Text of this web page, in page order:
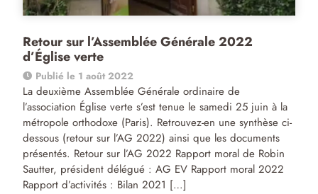
Retour sur l’Assemblée Générale 2022
d’Église verte
Publié le 1 août 2022
La deuxième Assemblée Générale ordinaire de
l’association Église verte s’est tenue le samedi 25 juin à la
métropole orthodoxe (Paris). Retrouvez-en une synthèse ci-
dessous (retour sur l’AG 2022) ainsi que les documents
présentés. Retour sur l’AG 2022 Rapport moral de Robin
Sautter, président délégué : AG EV Rapport moral 2022
Rapport d’activités : Bilan 2021 […]